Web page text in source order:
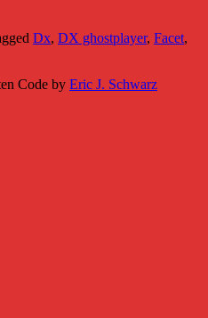
Dx, DX ghostplayer, Facet,
Code by Eric J. Schwarz